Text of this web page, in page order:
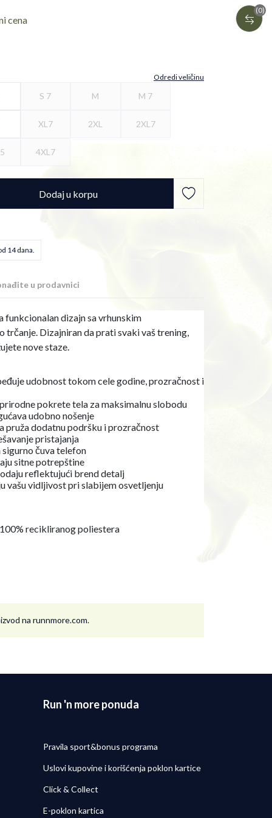
(0)
cena
Odredi veličinu
S 7 M M 7
XL7 2XL 2XL7
4XL7
Dodaj u korpu
14 dana.
u prodavnici
funkcionalan dizajn sa vrhunskim
trčanje. Dizajniran da prati svaki vaš trening,
nove staze.
udobnost tokom cele godine, prozračnost i
pokrete tela za maksimalnu slobodu
udobno nošenje
pruža dodatnu podršku i prozračnost
pristajanja
sigurno čuva telefon
sitne potrepštine
reflektujući brend detalj
vašu vidljivost pri slabijem osvetljenju
recikliranog poliestera
na runnmore.com.
Run 'n more ponuda
Pravila sport&bonus programa
Uslovi kupovine i korišćenja poklon kartice
Click & Collect
E-poklon kartica